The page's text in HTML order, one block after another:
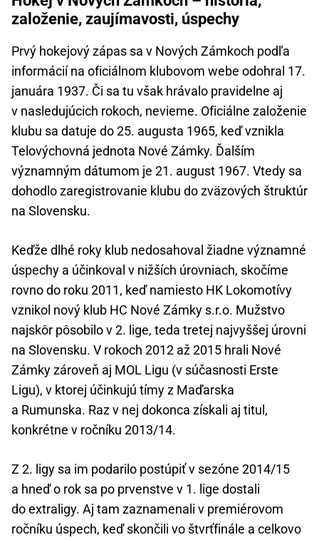
založenie, zaujímavosti, úspechy
Prvý hokejový zápas sa v Nových Zámkoch podľa
informácií na oficiálnom klubovom webe odohral 17.
januára 1937. Či sa tu však hrávalo pravidelne aj
v nasledujúcich rokoch, nevieme. Oficiálne založenie
klubu sa datuje do 25. augusta 1965, keď vznikla
Telovýchovná jednota Nové Zámky. Ďalším
významným dátumom je 21. august 1967. Vtedy sa
dohodlo zaregistrovanie klubu do zväzových štruktúr
na Slovensku.
Keďže dlhé roky klub nedosahoval žiadne významné
úspechy a účinkoval v nižších úrovniach, skočíme
rovno do roku 2011, keď namiesto HK Lokomotívy
vznikol nový klub HC Nové Zámky s.r.o. Mužstvo
najskôr pôsobilo v 2. lige, teda tretej najvyššej úrovni
na Slovensku. V rokoch 2012 až 2015 hrali Nové
Zámky zároveň aj MOL Ligu (v súčasnosti Erste
Ligu), v ktorej účinkujú tímy z Maďarska
a Rumunska. Raz v nej dokonca získali aj titul,
konkrétne v ročníku 2013/14.
Z 2. ligy sa im podarilo postúpiť v sezóne 2014/15
a hneď o rok sa po prvenstve v 1. lige dostali
do extraligy. Aj tam zaznamenali v premiérovom
ročníku úspech, keď skončili vo štvrťfinále a celkovo